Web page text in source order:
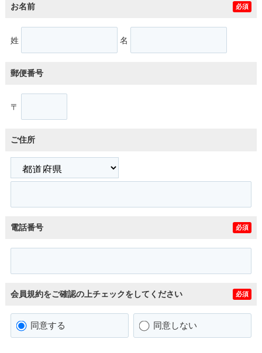
お名前 必須
姓 名
郵便番号
〒
ご住所
電話番号 必須
会員規約をご確認の上チェックをしてください 必須
同意する 同意しない